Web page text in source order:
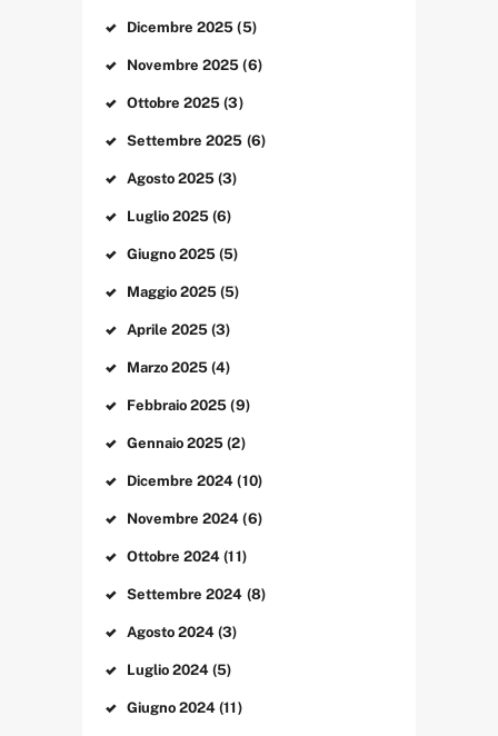
Dicembre2025 (5)
Novembre2025 (6)
Ottobre2025 (3)
Settembre2025 (6)
Agosto 2025 (3)
Luglio 2025 (6)
Giugno 2025 (5)
Maggio 2025 (5)
Aprile 2025 (3)
Marzo 2025 (4)
Febbraio2025 (9)
Gennaio2025 (2)
Dicembre2024 (10)
Novembre2024 (6)
Ottobre2024 (11)
Settembre2024 (8)
Agosto 2024 (3)
Luglio 2024 (5)
Giugno 2024 (11)